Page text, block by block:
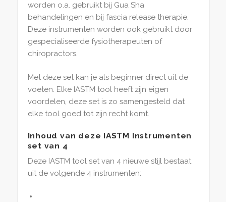
worden o.a. gebruikt bij Gua Sha
behandelingen en bij fascia release therapie.
Deze instrumenten worden ook gebruikt door
gespecialiseerde fysiotherapeuten of
chiropractors.
Met deze set kan je als beginner direct uit de
voeten. Elke IASTM tool heeft zijn eigen
voordelen, deze set is zo samengesteld dat
elke tool goed tot zijn recht komt.
Inhoud van deze IASTM Instrumenten
set van 4
Deze IASTM tool set van 4 nieuwe stijl bestaat
uit de volgende 4 instrumenten: